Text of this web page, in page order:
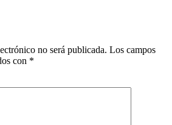
no será publicada. Los campos
con *